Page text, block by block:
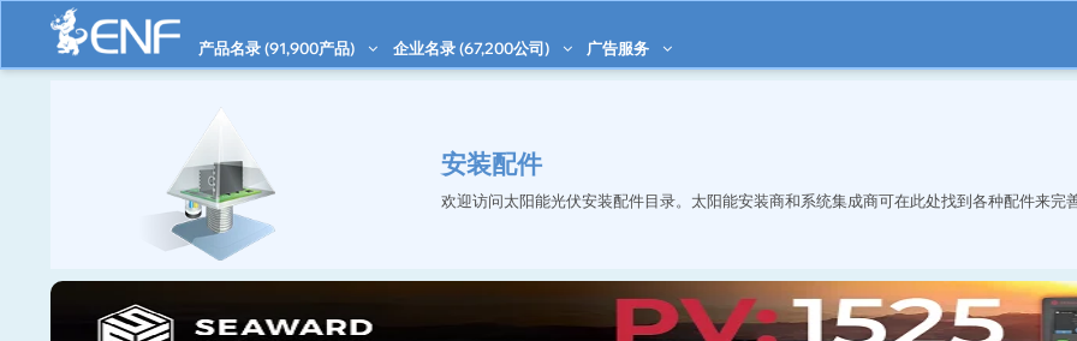
产品名录 (91,900产品) 企业名录 (67,200公司) 广告服务
安装配件
欢迎访问太阳能光伏安装配件目录。太阳能安装商和系统集成商可在此处找到各种配件来完